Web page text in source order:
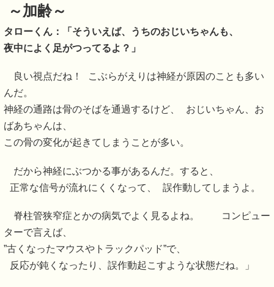
～加齢～
タローくん：「そういえば、うちのおじいちゃんも、
夜中によく足がつってるよ？」
良い視点だね！ こぶらがえりは神経が原因のことも多い
んだ。
神経の通路は骨のそばを通過するけど、 おじいちゃん、お
ばあちゃんは、
この骨の変化が起きてしまうことが多い。
だから神経にぶつかる事があるんだ。すると、
正常な信号が流れにくくなって、 誤作動してしまうよ。
脊柱管狭窄症とかの病気でよく見るよね。 コンピュー
ターで言えば、
”古くなったマウスやトラックパッド”で、
反応が鈍くなったり、誤作動起こすような状態だね。」